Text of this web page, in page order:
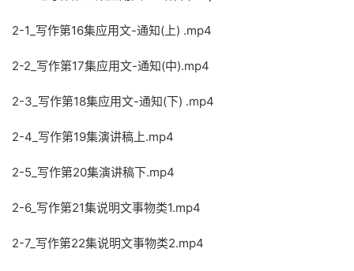
2-1_写作第16集应用文-通知(上) .mp4
2-2_写作第17集应用文-通知(中).mp4
2-3_写作第18集应用文-通知(下) .mp4
2-4_写作第19集演讲稿上.mp4
2-5_写作第20集演讲稿下.mp4
2-6_写作第21集说明文事物类1.mp4
2-7_写作第22集说明文事物类2.mp4